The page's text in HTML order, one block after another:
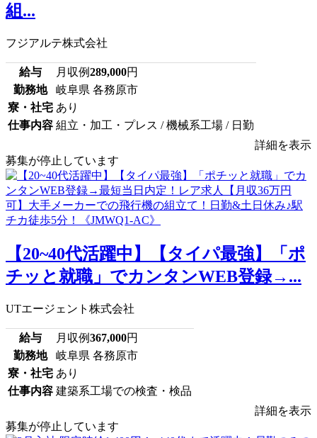
組...
フジアルテ株式会社
給与 月収例289,000円
勤務地
岐阜県 各務原市
寮・社宅 あり
仕事内容 組立・加工・プレス / 機械系工場 / 日勤
詳細を表示
募集が停止しています
【20~40代活躍中】【タイパ最強】「ポ
チッと就職」でカンタンWEB登録→...
UTエージェント株式会社
給与 月収例367,000円
勤務地
岐阜県 各務原市
寮・社宅 あり
仕事内容 建築系工場での検査・検品
詳細を表示
募集が停止しています